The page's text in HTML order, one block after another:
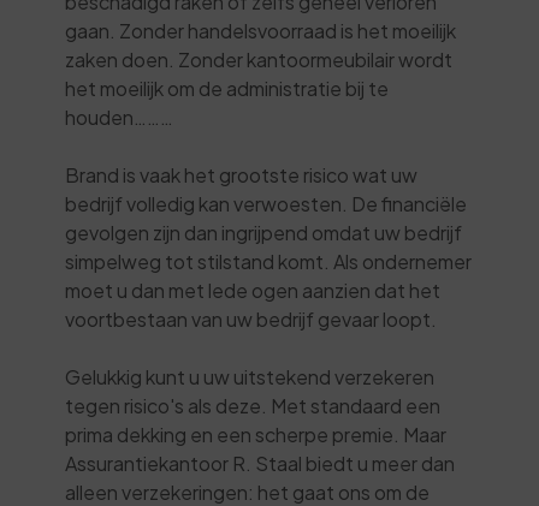
gaan. Zonder handelsvoorraad is het moeilijk
zaken doen. Zonder kantoormeubilair wordt
het moeilijk om de administratie bij te
houden………
Brand is vaak het grootste risico wat uw
bedrijf volledig kan verwoesten. De financiële
gevolgen zijn dan ingrijpend omdat uw bedrijf
simpelweg tot stilstand komt. Als ondernemer
moet u dan met lede ogen aanzien dat het
voortbestaan van uw bedrijf gevaar loopt.
Gelukkig kunt u uw uitstekend verzekeren
tegen risico's als deze. Met standaard een
prima dekking en een scherpe premie. Maar
Assurantiekantoor R. Staal biedt u meer dan
alleen verzekeringen: het gaat ons om de